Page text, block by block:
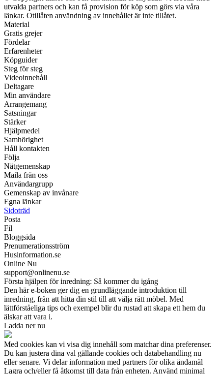
utvalda partners och kan få provision för köp som görs via våra
länkar. Otillåten användning av innehållet är inte tillåtet.
Material
Gratis grejer
Fördelar
Erfarenheter
Köpguider
Steg för steg
Videoinnehåll
Deltagare
Min användare
Arrangemang
Satsningar
Stärker
Hjälpmedel
Samhörighet
Håll kontakten
Följa
Nätgemenskap
Maila från oss
Användargrupp
Gemenskap av invånare
Egna länkar
Sidoträd
Posta
Fil
Bloggsida
Prenumerationsström
Husinformation.se
Online Nu
support@onlinenu.se
Första hjälpen för inredning: Så kommer du igång
Den här e-boken ger dig en grundläggande introduktion till
inredning, från att hitta din stil till att välja rätt möbel. Med
lättförståeliga tips och exempel blir du rustad att skapa ett hem du
älskar att vara i.
Ladda ner nu
Med cookies kan vi visa dig innehåll som matchar dina preferenser.
Du kan justera dina val gällande cookies och databehandling nu
eller senare. Vi delar information med partners för olika ändamål
Lagra och/eller få åtkomst till data från enheten. Använd minimal